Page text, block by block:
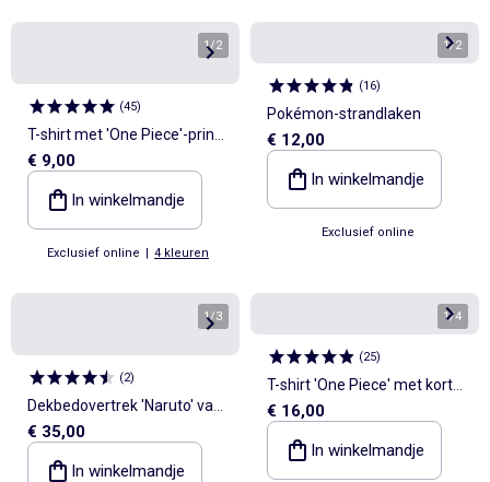
1/2
(45)
T-shirt met 'One Piece'-print,
korte mouwen van katoen
€ 9,00
In winkelmandje
Exclusief online | 4 kleuren
1/2
(16)
Pokémon-strandlaken
€ 12,00
In winkelmandje
Exclusief online
1/3
(2)
Dekbedovertrek 'Naruto' van
katoen 240x220cm
€ 35,00
In winkelmandje
1/4
(25)
T-shirt 'One Piece' met korte
mouwen
€ 16,00
In winkelmandje